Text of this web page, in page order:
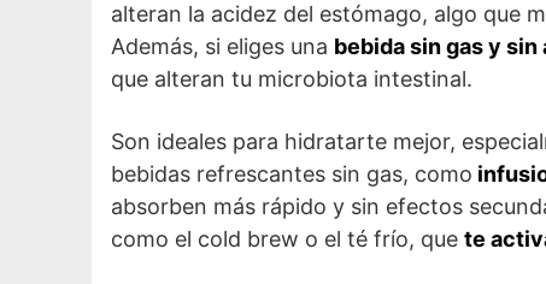
alteran la acidez del estómago, algo que
Además, si eliges una bebida sin gas y sin
que alteran tu microbiota intestinal.
Son ideales para hidratarte mejor,
bebidas refrescantes sin gas, como
absorben más rápido y sin efectos
como el cold brew o el té frío, que te